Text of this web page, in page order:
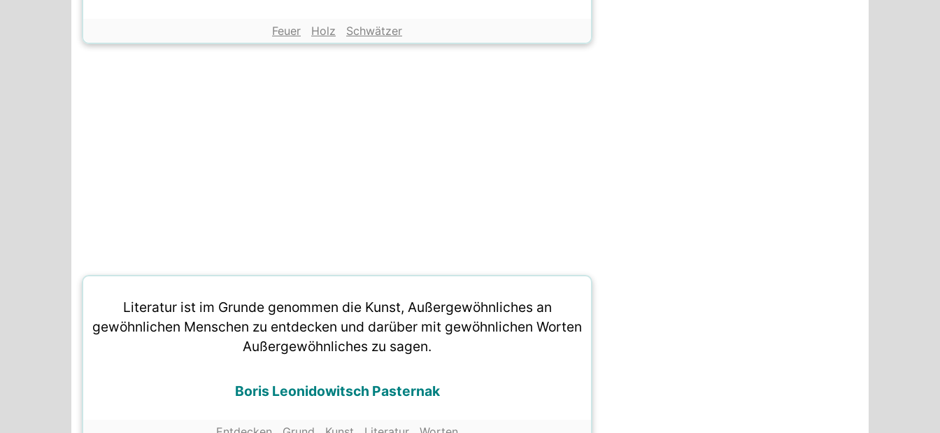
Feuer Holz Schwätzer
Literatur ist im Grunde genommen die Kunst, Außergewöhnliches an
gewöhnlichen Menschen zu entdecken und darüber mit gewöhnlichen Worten
Außergewöhnliches zu sagen.
Boris Leonidowitsch Pasternak